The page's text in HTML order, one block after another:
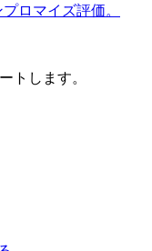
ロマイズ評価。
トします。